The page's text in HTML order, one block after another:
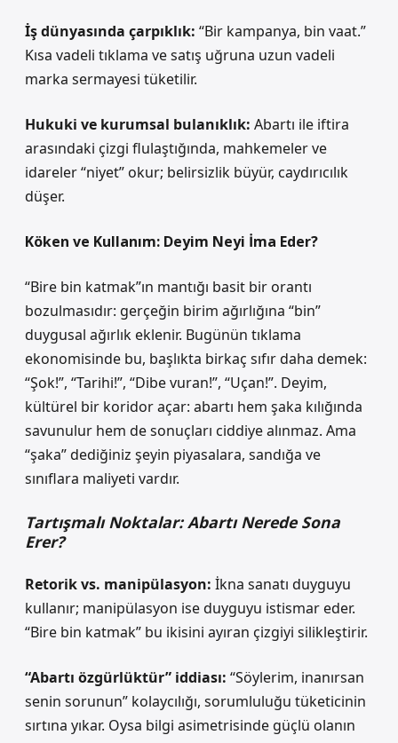
İş dünyasında çarpıklık: “Bir kampanya, bin vaat.”
Kısa vadeli tıklama ve satış uğruna uzun vadeli
marka sermayesi tüketilir.
Hukuki ve kurumsal bulanıklık: Abartı ile iftira
arasındaki çizgi flulaştığında, mahkemeler ve
idareler “niyet” okur; belirsizlik büyür, caydırıcılık
düşer.
Köken ve Kullanım: Deyim Neyi İma Eder?
“Bire bin katmak”ın mantığı basit bir orantı
bozulmasıdır: gerçeğin birim ağırlığına “bin”
duygusal ağırlık eklenir. Bugünün tıklama
ekonomisinde bu, başlıkta birkaç sıfır daha demek:
“Şok!”, “Tarihi!”, “Dibe vuran!”, “Uçan!”. Deyim,
kültürel bir koridor açar: abartı hem şaka kılığında
savunulur hem de sonuçları ciddiye alınmaz. Ama
“şaka” dediğiniz şeyin piyasalara, sandığa ve
sınıflara maliyeti vardır.
Tartışmalı Noktalar: Abartı Nerede Sona
Erer?
Retorik vs. manipülasyon: İkna sanatı duyguyu
kullanır; manipülasyon ise duyguyu istismar eder.
“Bire bin katmak” bu ikisini ayıran çizgiyi silikleştirir.
“Abartı özgürlüktür” iddiası: “Söylerim, inanırsan
senin sorunun” kolaycılığı, sorumluluğu tüketicinin
sırtına yıkar. Oysa bilgi asimetrisinde güçlü olanın